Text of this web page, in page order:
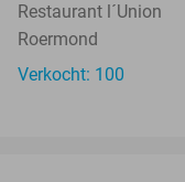
Restaurant l´Union
Roermond
Verkocht: 100